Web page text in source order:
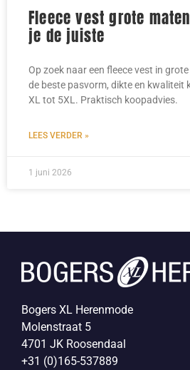
Fleece vest grote
je de juiste
Op zoek naar een fleece vest in
de beste pasvorm, dikte en kwaliteit
XL tot 5XL. Praktisch koopadvies.
LEES VERDER »
1 juni 2026
Bogers XL Herenmode
Molenstraat 5
4701 JK Roosendaal
+31 (0)165-537889